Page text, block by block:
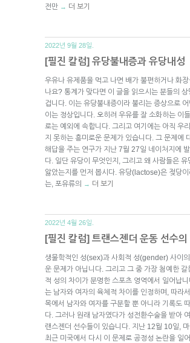
전만 → 더 보기
2022년 9월 28일.
[필진 칼럼] 유당불내증과 유당내성
우유나 유제품을 먹고 나면 배가 불편하거나 화
나요? 통계가 맞다면 이 글을 읽으시는 분들의 상
겁니다. 이는 유당불내증이라 불리는 증상으로 어
이는 정상입니다. 오히려 우유를 잘 소화하는 이
로는 예외에 속합니다. 그리고 여기에는 아직 우
지 못하는 흥미로운 문제가 있습니다. 그 문제에
해답을 주는 연구가 지난 7월 27일 네이처지에
다. 일단 유당이 무엇인지, 그리고 왜 사람들은 유
앓았는지를 먼저 봅시다. 유당(lactose)은 젖당이
는, 포유류의
→ 더 보기
2022년 4월 26일.
[필진 칼럼] 트랜스젠더 운동 선수의
생물학적인 성(sex)과 사회적 성(gender) 사이
운 문제가 아닙니다. 그리고 그 중 가장 첨예한 갈
적 성의 차이가 분명한 스포츠 영역에서 일어납니
는 남자와 여자의 육체적 차이를 인정하며, 따라
목에서 남자와 여자를 구분할 뿐 아니라 기록도
다. 그러나 원래 남자였다가 성전환수술을 받아
랜스젠더 선수들이 있습니다. 지난 12월 10일,
최근 미국에서 다시 이 문제로 공정성 논란을 일